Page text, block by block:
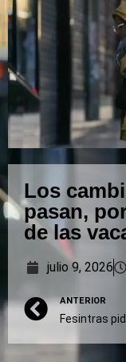
Los
pasan,
de las
julio 9, 2026
ANTERIOR